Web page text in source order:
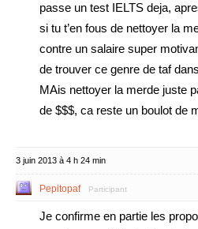
passe un test IELTS deja,
si tu t’en fous de nettoyer la
contre un salaire super
de trouver ce genre de taf
MAis nettoyer la merde juste
de $$$, ca reste un boulot de
3 juin 2013 à 4 h 24 min
Pepitopaf Participant
Je confirme en partie les